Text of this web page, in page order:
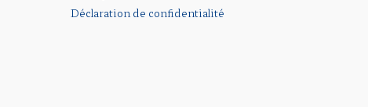
Déclaration de confidentialité